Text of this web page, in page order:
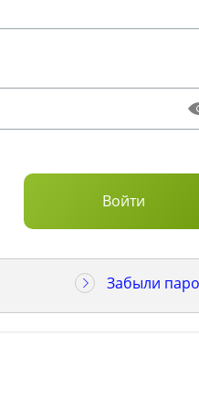
Забыли